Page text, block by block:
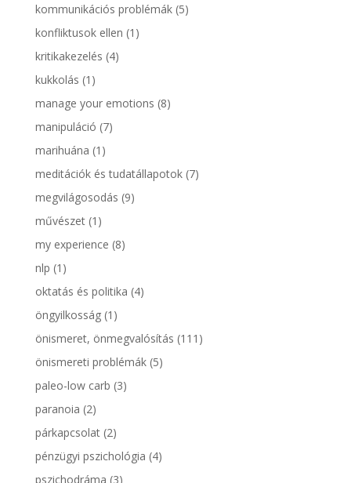
kommunikációs problémák(5)
konfliktusok ellen (1)
kritikakezelés (4)
kukkolás (1)
manage your emotions (8)
manipuláció (7)
marihuána (1)
meditációk és tudatállapotok(7)
megvilágosodás (9)
művészet(1)
my experience (8)
nlp (1)
oktatás és politika (4)
öngyilkosság(1)
önismeret, önmegvalósítás (111)
önismereti problémák(5)
paleo-low carb (3)
paranoia (2)
párkapcsolat(2)
pénzügyi pszichológia (4)
pszichodráma (3)